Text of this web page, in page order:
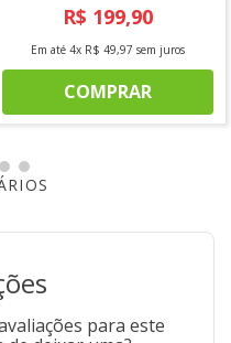
R$ 199,90
Em até 4x R$ 49,97 sem juros
COMPRAR
para este